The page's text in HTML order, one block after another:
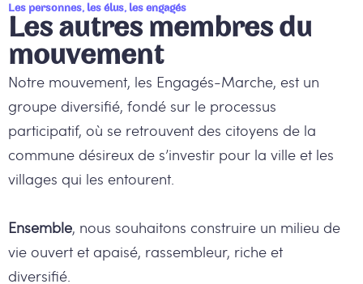
Les personnes, les élus, les engagés
Les autres membres du
mouvement
Notre mouvement, les Engagés-Marche, est un
groupe diversifié, fondé sur le processus
participatif, où se retrouvent des citoyens de la
commune désireux de s’investir pour la ville et les
villages qui les entourent.
Ensemble, nous souhaitons construire un milieu de
vie ouvert et apaisé, rassembleur, riche et
diversifié.